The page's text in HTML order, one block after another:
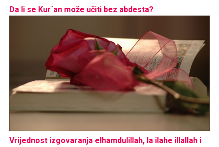
Da li se Kur´an može učiti bez abdesta?
Vrijednost izgovaranja elhamdulillah, la ilahe illallah i